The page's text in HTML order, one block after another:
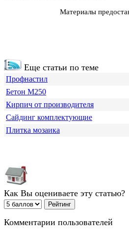
Материалы
Еще статьи по теме
Профнастил
Бетон М250
Кирпич от производителя
Сайдинг комплектующие
Плитка мозаика
Как Вы оцениваете эту статью?
Комментарии пользователей